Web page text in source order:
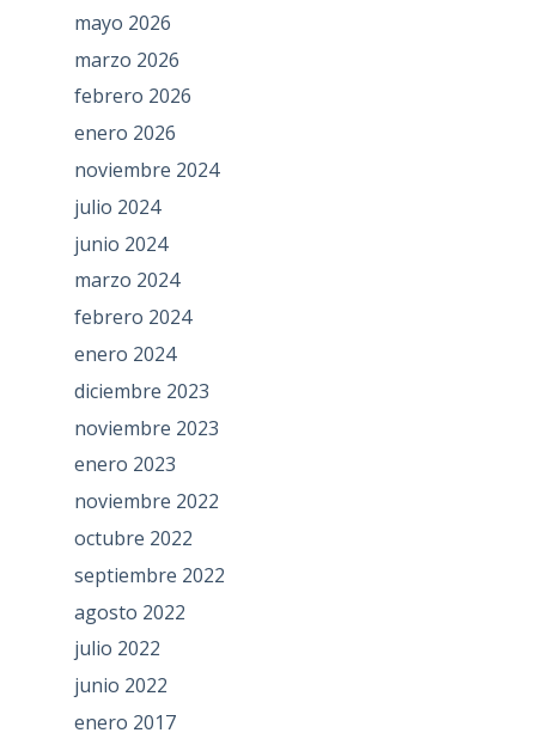
mayo 2026
marzo 2026
febrero 2026
enero 2026
noviembre 2024
julio 2024
junio 2024
marzo 2024
febrero 2024
enero 2024
diciembre 2023
noviembre 2023
enero 2023
noviembre 2022
octubre 2022
septiembre 2022
agosto 2022
julio 2022
junio 2022
enero 2017